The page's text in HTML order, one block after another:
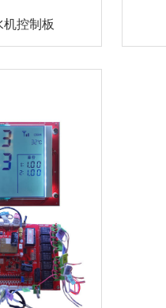
控制板